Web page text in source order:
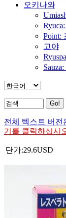
오키나와
Point:
고야
전체 텍스트 버전
기를 클릭하십시
단가:29.6USD